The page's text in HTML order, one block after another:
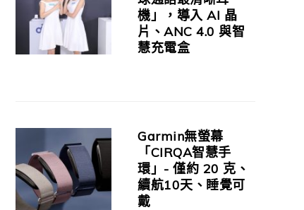
機」，導入 AI 晶
片、ANC 4.0 與智
慧充電盒
Garmin無螢幕
「CIRQA智慧手
環」- 僅約 20 克、
續航10天、睡覺可
戴